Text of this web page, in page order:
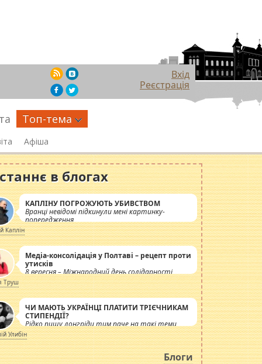
Вхід
Реєстрація
Топ-тема
Афіша
в блогах
КАПЛІНУ ПОГРОЖУЮТЬ УБИВСТВОМ
Вранці невідомі підкинули мені картинку-
попередження
Каплін
Медіа-консолідація у Полтаві – рецепт проти
утисків
8 вересня – Міжнародний день солідарності
журналістів.
Труш
ЧИ МАЮТЬ УКРАЇНЦІ ПЛАТИТИ ТРІЄЧНИКАМ
СТИПЕНДІЇ?
Рідко пишу лонгріди тим паче на такі теми,
але вже просто дістало! Обурюють сьогоднішні
інсенуації навколо стипендіального питання.
Штучно роздувається ще одна соціальна
катастрофа.
Улибін
Блоги